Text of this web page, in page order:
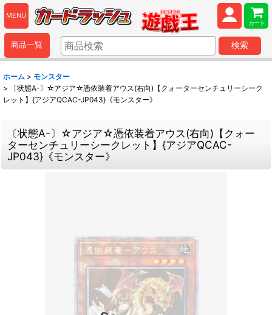
MENU
カート
商品一覧 検索
ホーム > モンスター
>
〔状態A-〕☆アジア☆憑依装着アウス(右向)【クォーターセンチュリーシーク
レット】{アジアQCAC-JP043}《モンスター》
〔状態A-〕☆アジア☆憑依装着アウス(右向)【クォー
ターセンチュリーシークレット】{アジアQCAC-
JP043}《モンスター》